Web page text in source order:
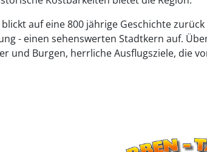
auf eine 800 jährige Geschichte
- einen sehenswerten Stadtkern auf.
und Burgen, herrliche Ausflugsziele, die